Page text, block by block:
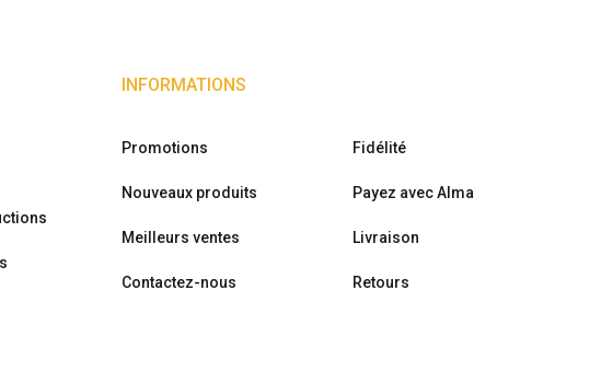
INFORMATIONS
Promotions
Nouveaux produits
Meilleurs ventes
Contactez-nous
Fidélité
Payez avec Alma
Livraison
Retours